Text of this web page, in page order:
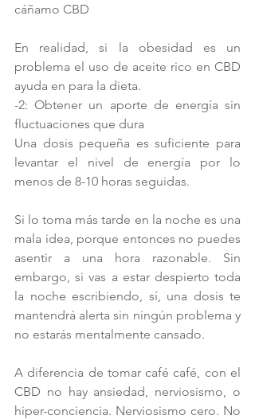
cáñamo CBD
En realidad, si la obesidad es un
problema el uso de aceite rico en CBD
ayuda en para la dieta.
-2: Obtener un aporte de energía sin
fluctuaciones que dura
Una dosis pequeña es suficiente para
levantar el nivel de energía por lo
menos de 8-10 horas seguidas.
Si lo toma más tarde en la noche es una
mala idea, porque entonces no puedes
asentir a una hora razonable. Sin
embargo, si vas a estar despierto toda
la noche escribiendo, sí, una dosis te
mantendrá alerta sin ningún problema y
no estarás mentalmente cansado.
A diferencia de tomar café café, con el
CBD no hay ansiedad, nerviosismo, o
hiper-conciencia. Nerviosismo cero. No